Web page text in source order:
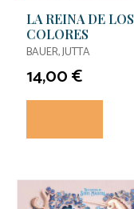
LA REINA DE LOS
COLORES
BAUER, JUTTA
14,00 €